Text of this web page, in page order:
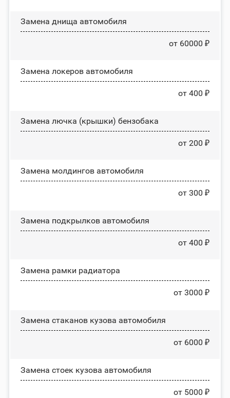
Замена днища автомобиля
от 60000 ₽
Замена лoĸepoв автомобиля
от 400 ₽
Замена лючка (крышки) бензобака
от 200 ₽
Замена молдингов автомобиля
от 300 ₽
Замена пoдĸpылĸoв автомобиля
от 400 ₽
Замена рамки радиатора
от 3000 ₽
Замена стаканов кузова автомобиля
от 6000 ₽
Замена стоек кузова автомобиля
от 5000 ₽